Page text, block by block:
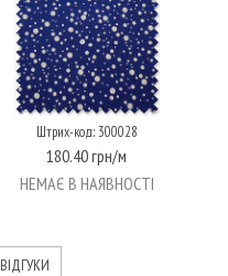
Штрих-код: 300028
180.40 грн/м
НЕМАЄ В НАЯВНОСТІ
ВІДГУКИ